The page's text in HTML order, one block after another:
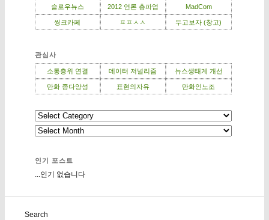
슬로우뉴스 2012 언론 총파업 MadCom
씽크카페 ㅍㅍㅅㅅ 두고보자 (창고)
관심사
소통층위 연결 데이터 저널리즘 뉴스생태계 개선
만화 종다양성 표현의자유 만화인노조
인기 포스트
...인기 없습니다
Search